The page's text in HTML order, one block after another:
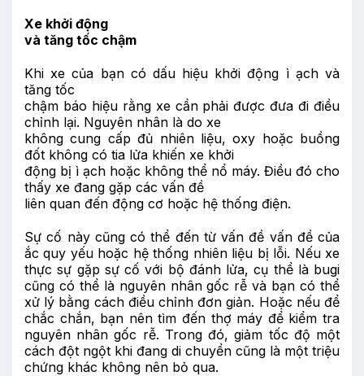
Xe khởi động
và tăng tốc chậm
Khi xe của bạn có dấu hiệu khởi động ì ạch và
tăng tốc
chậm báo hiệu rằng xe cần phải được đưa đi điều
chỉnh lại. Nguyên nhân là do xe
không cung cấp đủ nhiên liệu, oxy hoặc buồng
đốt không có tia lửa khiến xe khởi
động bị ì ạch hoặc không thể nổ máy. Điều đó cho
thấy xe đang gặp các vấn đề
liên quan đến động cơ hoặc hệ thống điện.
Sự cố này cũng có thể đến từ vấn đề vấn đề của
ắc quy yếu hoặc hệ thống nhiên liệu bị lỗi. Nếu xe
thực sự gặp sự cố với bộ đánh lửa, cụ thể là bugi
cũng có thể là nguyên nhân gốc rễ và bạn có thể
xử lý bằng cách điều chỉnh đơn giản. Hoặc nếu để
chắc chắn, bạn nên tìm đến thợ máy để kiểm tra
nguyên nhân gốc rễ. Trong đó, giảm tốc độ một
cách đột ngột khi đang di chuyển cũng là một triệu
chứng khác không nên bỏ qua.